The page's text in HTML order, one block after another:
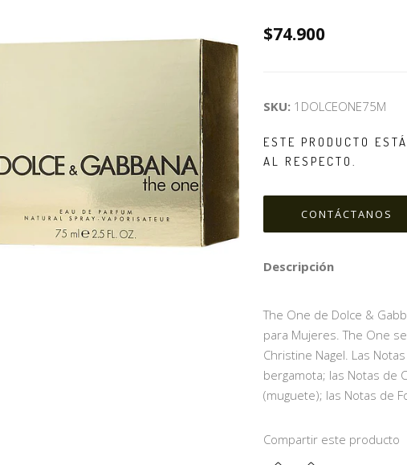
$74.900
SKU: 1DOLCEONE75M
ESTE PRODUCTO
AL RESPECTO.
CONTÁCTANOS
Descripción
The One de Dolce &
para Mujeres. The One
Christine Nagel. Las
bergamota; las Notas de
(muguete); las Notas de
Compartir este producto